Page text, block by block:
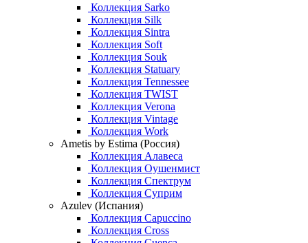
Коллекция Sarko
Коллекция Silk
Коллекция Sintra
Коллекция Soft
Коллекция Souk
Коллекция Statuary
Коллекция Tennessee
Коллекция TWIST
Коллекция Verona
Коллекция Vintage
Коллекция Work
Ametis by Estima (Россия)
Коллекция Алавеса
Коллекция Оушенмист
Коллекция Спектрум
Коллекция Суприм
Azulev (Испания)
Коллекция Capuccino
Коллекция Cross